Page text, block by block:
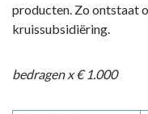
producten. Zo ontstaat
kruissubsidiëring.
bedragen x € 1.000